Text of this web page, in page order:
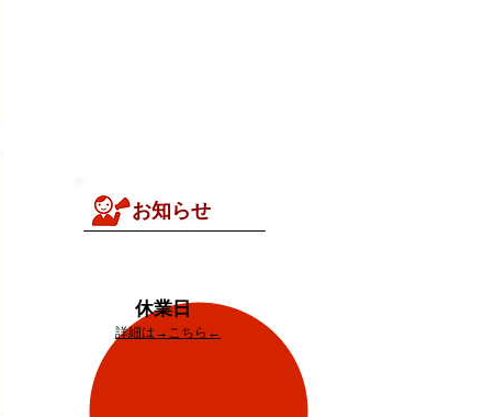
お知らせ
休業日
詳細は→こちら←